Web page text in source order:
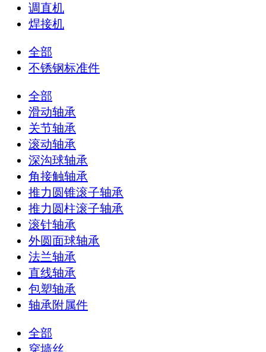
调直机
焊接机
全部
不锈钢标准件
全部
滑动轴承
关节轴承
滚动轴承
深沟球轴承
角接触轴承
推力圆锥滚子轴承
推力圆柱滚子轴承
滚针轴承
外圆面球轴承
法兰轴承
直线轴承
包塑轴承
轴承附属件
全部
穿墙丝